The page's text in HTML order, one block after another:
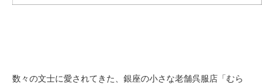
数々の文士に愛されてきた、銀座の小さな老舗呉服店「むら